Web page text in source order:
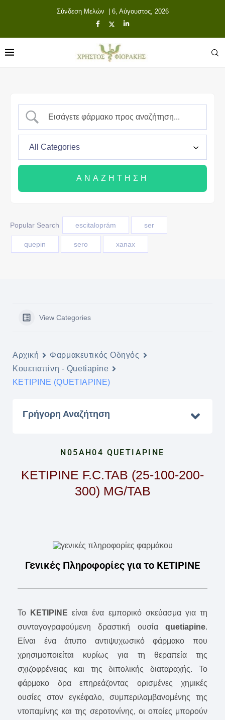
Σύνδεση Μελών | 6, Αύγουστος, 2026
Popular Search escitaloprám ser
quepin sero xanax
View Categories
Αρχική
Φαρμακευτικός Οδηγός
Κουετιαπίνη - Quetiapine
KETIPINE (QUETIAPINE)
Γρήγορη Αναζήτηση
N05AH04 QUETIAPINE
KETIPINE F.C.TAB (25-100-200-
300) MG/TAB
Γενικές Πληροφορίες για το KETIPINE
Το KETIPINEείναι ένα εμπορικό σκεύασμα για τη
συνταγογραφούμενη δραστική ουσία quetiapine.
Είναι ένα άτυπο αντιψυχωσικό φάρμακο που
χρησιμοποιείται κυρίως για τη θεραπεία της
σχιζοφρένειας και της διπολικής διαταραχής. Το
φάρμακο δρα επηρεάζοντας ορισμένες χημικές
ουσίες στον εγκέφαλο, συμπεριλαμβανομένης της
ντοπαμίνης και της σεροτονίνης, οι οποίες μπορούν